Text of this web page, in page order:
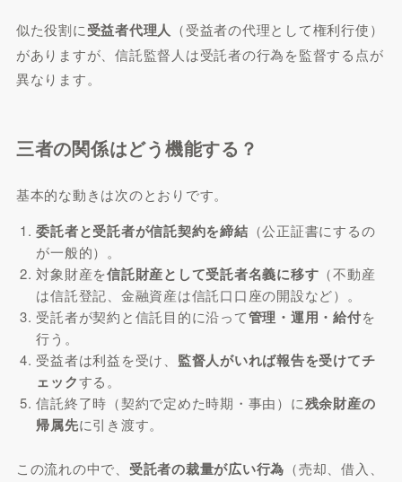
似た役割に受益者代理人 （受益者の代理として権利行使）
がありますが、信託監督人は受託者の行為を監督する点が
異なります。
三者の関係はどう機能する？
基本的な動きは次のとおりです。
委託者と受託者が信託契約を締結 （公正証書にするの
が一般的）。
対象財産を信託財産として受託者名義に移す （不動産
は信託登記、金融資産は信託口口座の開設など）。
受託者が契約と信託目的に沿って管理・運用・給付を
行う。
受益者は利益を受け、 監督人がいれば報告を受けてチ
ェックする。
信託終了時（契約で定めた時期・事由）に残余財産の
帰属先に引き渡す。
この流れの中で、 受託者の裁量が広い行為 （売却、借入、